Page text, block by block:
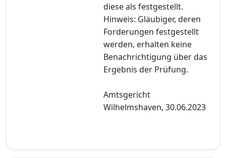
diese als festgestellt.
Hinweis: Gläubiger, deren
Forderungen festgestellt
werden, erhalten keine
Benachrichtigung über das
Ergebnis der Prüfung.
Amtsgericht
Wilhelmshaven, 30.06.2023